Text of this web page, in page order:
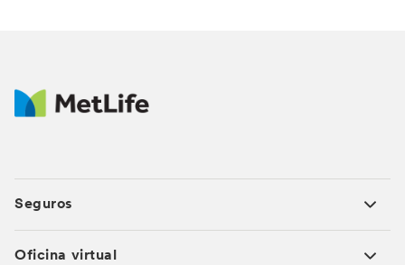
Para mayor información ¡Escríbenos!
Seguros
Oficina virtual